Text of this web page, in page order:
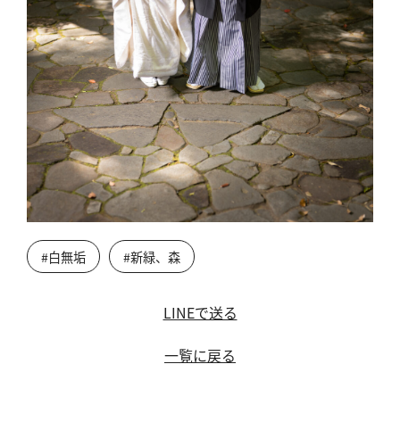
#白無垢 #新緑、森
LINEで送る
一覧に戻る